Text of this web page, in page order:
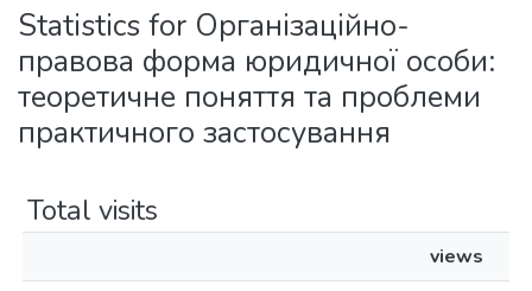
Collections
All of DSpace
Statistics for Організаційно-
правова форма юридичної особи:
теоретичне поняття та проблеми
практичного застосування
Total visits
views